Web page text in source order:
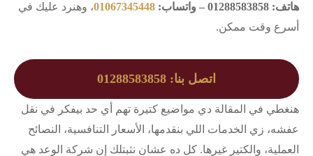
هاتف: 01288583858 – واتساب:
01067345448، وهنرد عليك في
أسرع وقت ممكن.
اتصل بنا: 01288583858
هنغطي في المقالة دي مواضيع كتيرة تهم أي حد بيفكر في نقل
عفشه، زي الخدمات اللي بنقدمها، الأسعار التنافسية، النصائح
العملية، والكتير غيرها. كل ده عشان نثبتلك إن شركة الوعد هي